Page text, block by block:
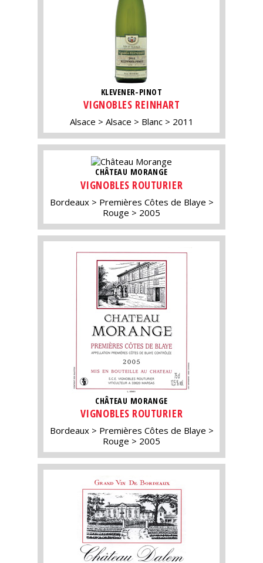
KLEVENER-PINOT
VIGNOBLES REINHART
Alsace Alsace Blanc 2011
CHÂTEAU MORANGE
VIGNOBLES ROUTURIER
Bordeaux
Premières Côtes de Blaye
Rouge
2005
CHÂTEAU MORANGE
VIGNOBLES ROUTURIER
Bordeaux
Premières Côtes de Blaye
Rouge
2005